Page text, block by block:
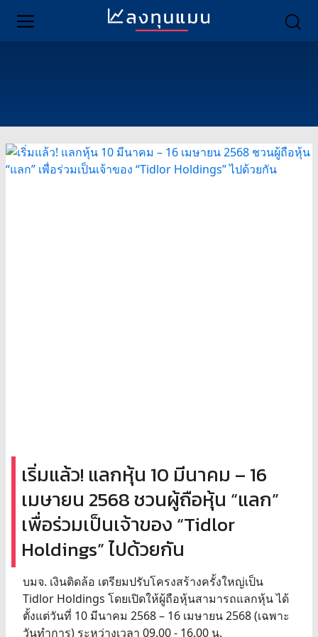
เริ่มแล้ว! แลกหุ้น 10 มีนาคม – 16
เมษายน 2568 ชวนผู้ถือหุ้น “แลก”
เพื่อร่วมเป็นเจ้าของ “Tidlor
Holdings” ไปด้วยกัน
บมจ. เงินติดล้อ เตรียมปรับโครงสร้างครั้งใหญ่เป็น
Tidlor Holdings โดยเปิดให้ผู้ถือหุ้นสามารถแลกหุ้น ได้
ตั้งแต่วันที่ 10 มีนาคม 2568 – 16 เมษายน 2568 (เฉพาะ
วันทำการ) ระหว่างเวลา 09.00 - 16.00 น.